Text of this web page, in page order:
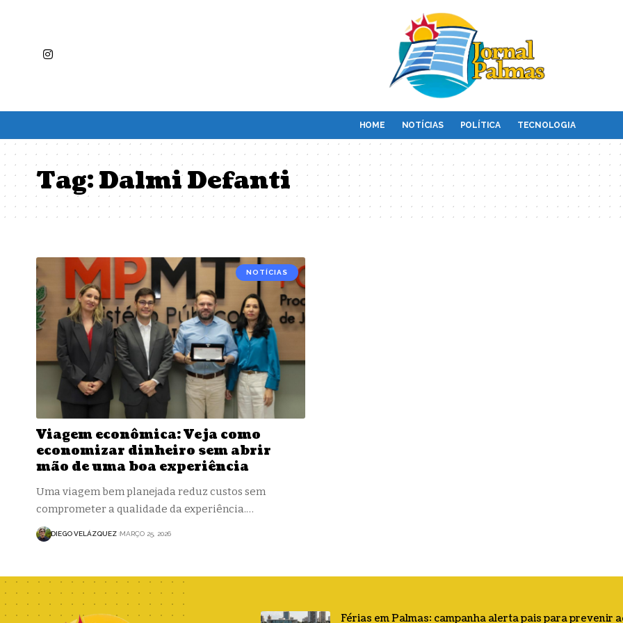
HOME NOTÍCIAS POLÍTICA TECNOLOGIA
Tag:Dalmi Defanti
NOTÍCIAS
Viagem econômica: Veja como
economizar dinheiro sem abrir
mão de uma boa experiência
Uma viagem bem planejada reduz custos sem
comprometer a qualidade da experiência.…
DIEGO VELÁZQUEZ MARÇO 25, 2026
Férias em Palmas: campanha alerta pais para prevenir